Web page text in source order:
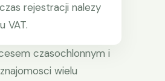
rejestracji nalezy
VAT.
czasochlonnym i
wielu